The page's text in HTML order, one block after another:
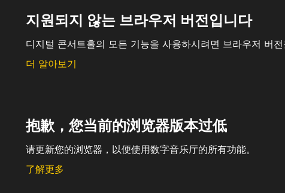
지원되지 않는 브라우저 버전입니다
디지털 콘서트홀의 모든 기능을 사용하시려면 브라우저 버
더 알아보기
抱歉，您当前的浏览器版本过低
请更新您的浏览器，以便使用数字音乐厅的所有功能。
了解更多